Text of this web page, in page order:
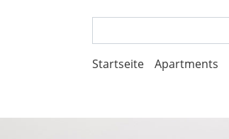
Startseite Apartments